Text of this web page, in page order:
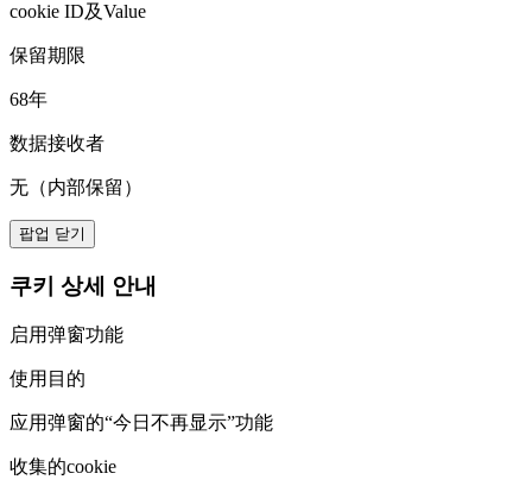
cookie ID及Value
保留期限
68年
数据接收者
无（内部保留）
팝업 닫기
쿠키 상세 안내
启用弹窗功能
使用目的
应用弹窗的“今日不再显示”功能
收集的cookie